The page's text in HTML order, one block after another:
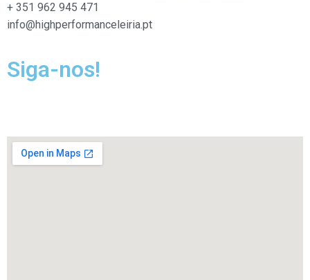
+ 351 962 945 471
info@highperformanceleiria.pt
Siga-nos!